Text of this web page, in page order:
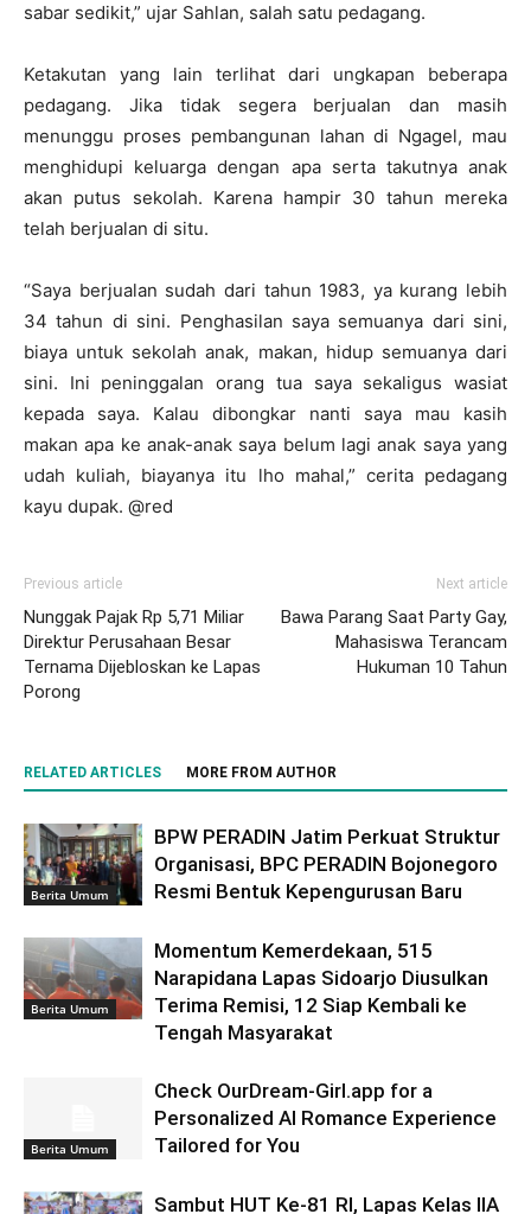
sabar sedikit,” ujar Sahlan, salah satu pedagang.
Ketakutan yang lain terlihat dari ungkapan beberapa
pedagang. Jika tidak segera berjualan dan masih
menunggu proses pembangunan lahan di Ngagel, mau
menghidupi keluarga dengan apa serta takutnya anak
akan putus sekolah. Karena hampir 30 tahun mereka
telah berjualan di situ.
“Saya berjualan sudah dari tahun 1983, ya kurang lebih
34 tahun di sini. Penghasilan saya semuanya dari sini,
biaya untuk sekolah anak, makan, hidup semuanya dari
sini. Ini peninggalan orang tua saya sekaligus wasiat
kepada saya. Kalau dibongkar nanti saya mau kasih
makan apa ke anak-anak saya belum lagi anak saya yang
udah kuliah, biayanya itu lho mahal,” cerita pedagang
kayu dupak. @red
Previous article
Nunggak Pajak Rp 5,71 Miliar
Direktur Perusahaan Besar
Ternama Dijebloskan ke Lapas
Porong
Next article
Bawa Parang Saat Party Gay,
Mahasiswa Terancam
Hukuman 10 Tahun
RELATED ARTICLES MORE FROM AUTHOR
Berita Umum
BPW PERADIN Jatim Perkuat Struktur
Organisasi, BPC PERADIN Bojonegoro
Resmi Bentuk Kepengurusan Baru
Berita Umum
Momentum Kemerdekaan, 515
Narapidana Lapas Sidoarjo Diusulkan
Terima Remisi, 12 Siap Kembali ke
Tengah Masyarakat
Berita Umum
Check OurDream-Girl.app for a
Personalized AI Romance Experience
Tailored for You
Sambut HUT Ke-81 RI, Lapas Kelas IIA